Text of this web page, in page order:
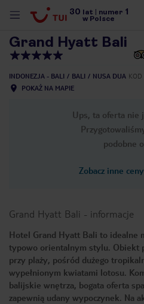
30 lat numer 1
w Polsce
Grand Hyatt Bali
INDONEZJA - BALI BALI NUSA DUA KOD
POKAŻ NA MAPIE
Ups, ta oferta nie
podobne
Zobacz inne
Grand Hyatt Bali - informacje
Hotel Grand Hyatt Bali to idealne
typowo orientalnym stylu. Obiekt
przy plaży, pośród dużego
wypełnionym kwiatami lotosu.
balijskie wnętrza, bogata oferta
zapewnią udany wypoczynek. Na